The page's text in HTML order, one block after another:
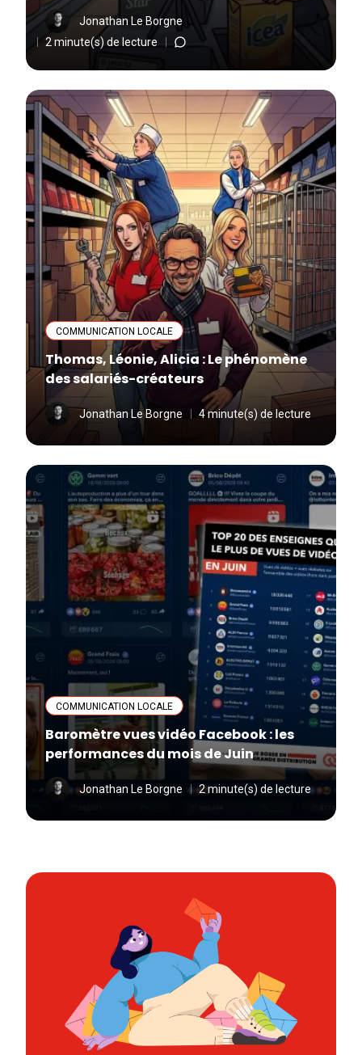
Jonathan Le Borgne
2 minute(s) de lecture
COMMUNICATION LOCALE
Thomas, Léonie, Alicia : Le phénomène
des salariés-créateurs
Jonathan Le Borgne 4 minute(s) de lecture
COMMUNICATION LOCALE
Baromètre vues vidéo Facebook : les
performances du mois de Juin
Jonathan Le Borgne 2 minute(s) de lecture